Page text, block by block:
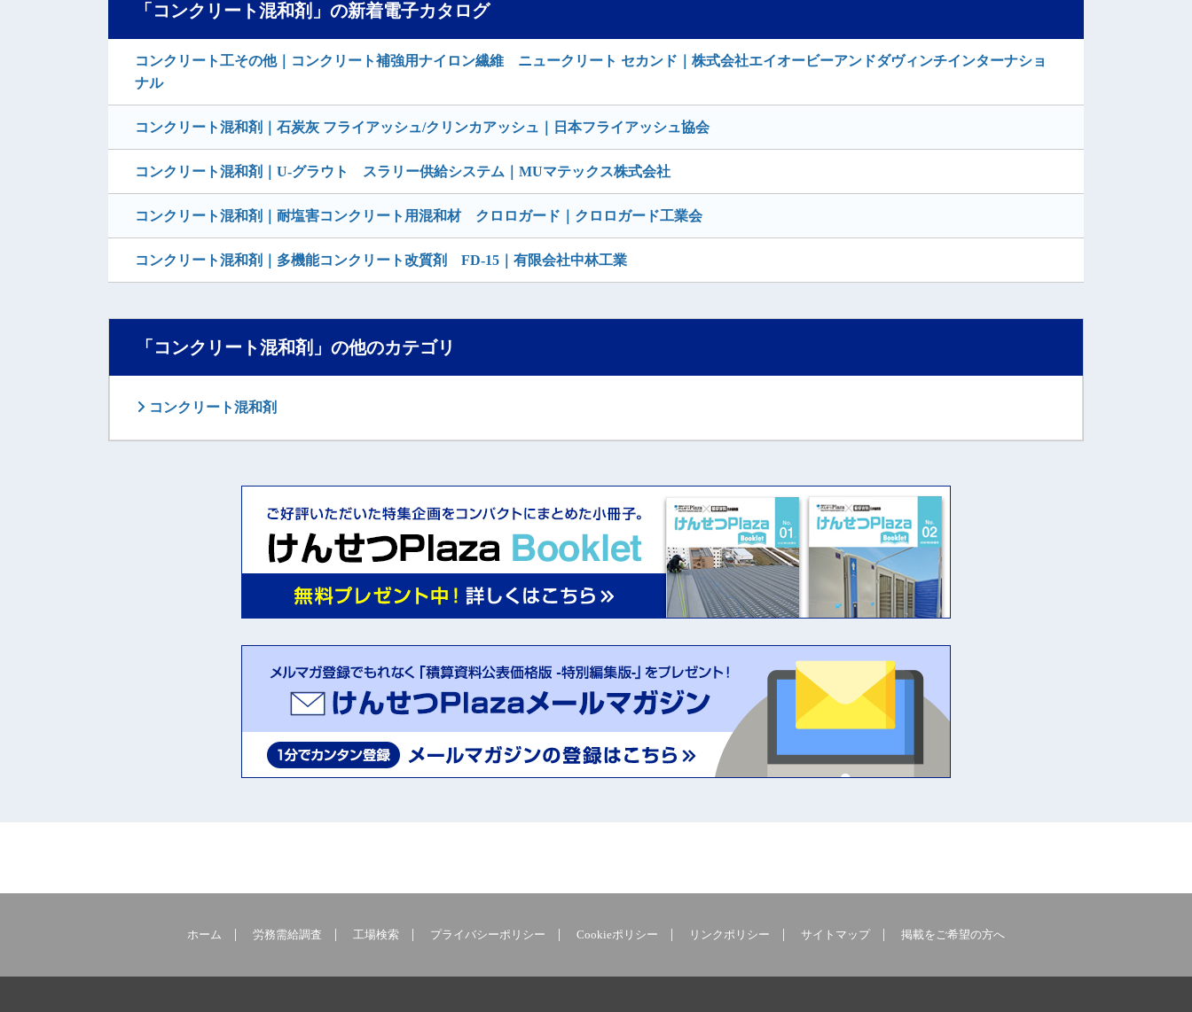
「コンクリート混和剤」の新着電子カタログ
コンクリート工その他｜コンクリート補強用ナイロン繊維 ニュークリート セカンド｜株式会社エイオービーアンドダヴィンチインターナショ
ナル
コンクリート混和剤｜石炭灰 フライアッシュ/クリンカアッシュ｜日本フライアッシュ協会
コンクリート混和剤｜U-グラウト スラリー供給システム｜MUマテックス株式会社
コンクリート混和剤｜耐塩害コンクリート用混和材 クロロガード｜クロロガード工業会
コンクリート混和剤｜多機能コンクリート改質剤 FD-15｜有限会社中林工業
「コンクリート混和剤」の他のカテゴリ
コンクリート混和剤
ホーム 労務需給調査 工場検索 プライバシーポリシー Cookieポリシー リンクポリシー サイトマップ 掲載をご希望の方へ